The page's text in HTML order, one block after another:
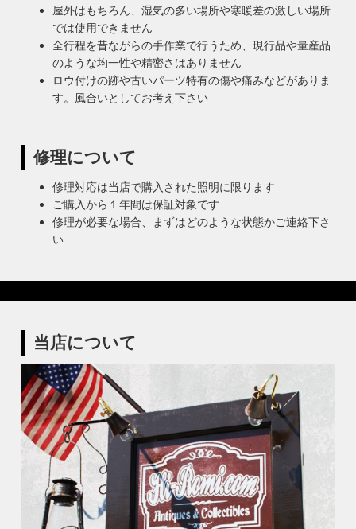
屋外はもちろん、湿気の多い場所や寒暖差の激しい場所
では使用できません
全行程を昔ながらの手作業で行うため、現行品や量産品
のような均一性や精密さはありません
ロウ付けの跡や古いパーツ特有の傷や痛みなどがありま
す。風合いとしてお考え下さい
修理について
修理対応は当店で購入された照明に限ります
ご購入から１年間は保証対象です
修理が必要な場合、まずはどのような状態かご連絡下さ
い
当店について